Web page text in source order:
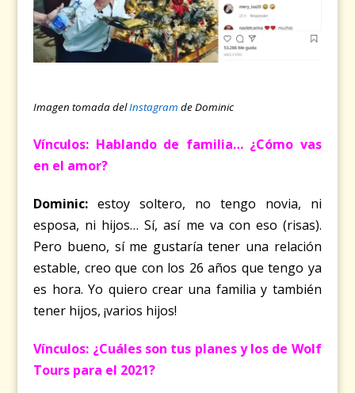
Imagen tomada delInstagram de Dominic
Vínculos: Hablando de familia… ¿Cómo vas
en el amor?
Dominic: estoy soltero, no tengo novia, ni
esposa, ni hijos… Sí, así me va con eso (risas).
Pero bueno, sí me gustaría tener una relación
estable, creo que con los 26 años que tengo ya
es hora. Yo quiero crear una familia y también
tener hijos, ¡varios hijos!
Vínculos: ¿Cuáles son tus planes y los de Wolf
Tours para el 2021?